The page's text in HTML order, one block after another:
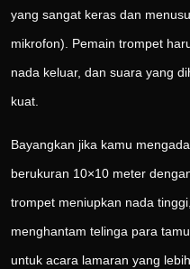
yang sangat keras dan
mikrofon). Pemain trompet
nada keluar, dan suara yang
kuat.
Bayangkan jika kamu
berukuran 10×10 meter
trompet meniupkan nada
menghantam telinga para
untuk acara lamaran yang